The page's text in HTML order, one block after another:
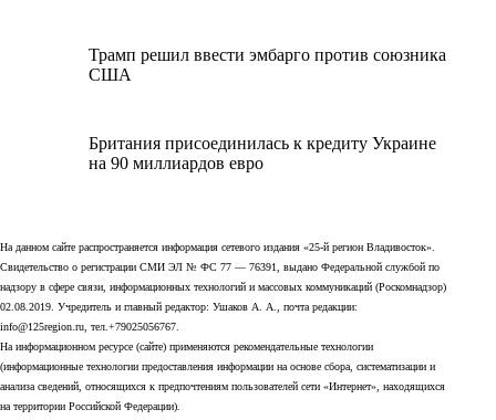
Трамп решил ввести эмбарго против союзника
США
Британия присоединилась к кредиту Украине
на 90 миллиардов евро
На данном сайте распространяется информация сетевого издания «25-й регион Владивосток».
Свидетельство о регистрации СМИ ЭЛ № ФС 77 — 76391, выдано Федеральной службой по
надзору в сфере связи, информационных технологий и массовых коммуникаций (Роскомнадзор)
02.08.2019. Учредитель и главный редактор: Ушаков А. А., почта редакции:
info@125region.ru, тел.+79025056767.
На информационном ресурсе (сайте) применяются рекомендательные технологии
(информационные технологии предоставления информации на основе сбора, систематизации и
анализа сведений, относящихся к предпочтениям пользователей сети «Интернет», находящихся
на территории Российской Федерации).